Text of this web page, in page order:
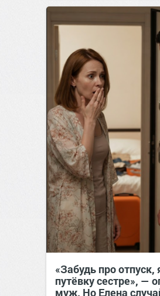
«Забудь про отпуск,
путёвку сестре», —
муж. Но Елена